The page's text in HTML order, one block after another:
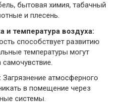
бытовая химия, табачный
и плесень.
и температура воздуха:
способствует развитию
температуры могут
самочувствие.
Загрязнение атмосферного
в помещение через
системы.